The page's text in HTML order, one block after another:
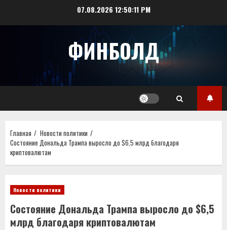
07.08.2026 12:50:11 PM
ФИНБОЛД
Главная
Новости политики
Состояние Дональда Трампа выросло до $6,5 млрд благодаря
криптовалютам
Новости политики
Состояние Дональда Трампа выросло до $6,5
млрд благодаря криптовалютам